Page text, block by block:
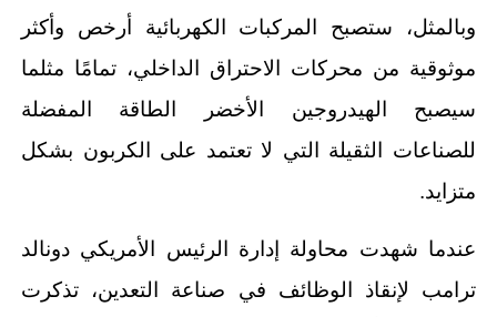
وبالمثل، ستصبح المركبات الكهربائية أرخص وأكثر
موثوقية من محركات الاحتراق الداخلي، تمامًا مثلما
سيصبح الهيدروجين الأخضر الطاقة المفضلة
للصناعات الثقيلة التي لا تعتمد على الكربون بشكل
متزايد.
عندما شهدت محاولة إدارة الرئيس الأمريكي دونالد
ترامب لإنقاذ الوظائف في صناعة التعدين، تذكرت